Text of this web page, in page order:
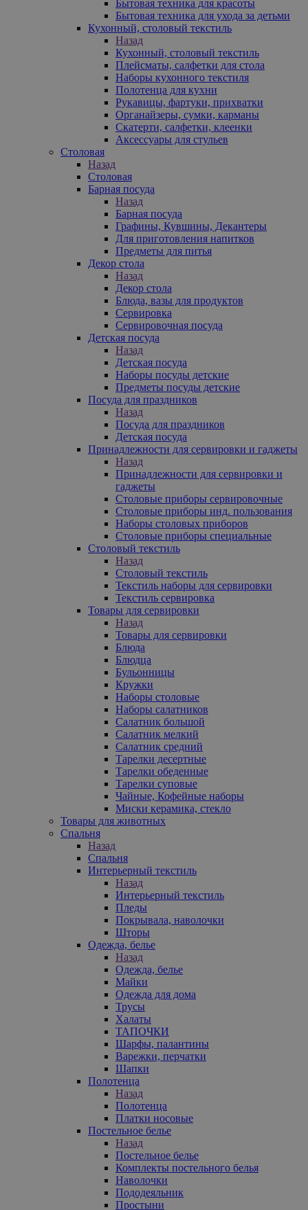
Бытовая техника для красоты
Бытовая техника для ухода за детьми
Кухонный, столовый текстиль
Назад
Кухонный, столовый текстиль
Плейсматы, салфетки для стола
Наборы кухонного текстиля
Полотенца для кухни
Рукавицы, фартуки, прихватки
Органайзеры, сумки, карманы
Скатерти, салфетки, клеенки
Аксессуары для стульев
Столовая
Назад
Столовая
Барная посуда
Назад
Барная посуда
Графины, Кувшины, Декантеры
Для приготовления напитков
Предметы для питья
Декор стола
Назад
Декор стола
Блюда, вазы для продуктов
Сервировка
Сервировочная посуда
Детская посуда
Назад
Детская посуда
Наборы посуды детские
Предметы посуды детские
Посуда для праздников
Назад
Посуда для праздников
Детская посуда
Принадлежности для сервировки и гаджеты
Назад
Принадлежности для сервировки и
гаджеты
Столовые приборы сервировочные
Столовые приборы инд. пользования
Наборы столовых приборов
Столовые приборы специальные
Столовый текстиль
Назад
Столовый текстиль
Текстиль наборы для сервировки
Текстиль сервировка
Товары для сервировки
Назад
Товары для сервировки
Блюда
Блюдца
Бульонницы
Кружки
Наборы столовые
Наборы салатников
Салатник большой
Салатник мелкий
Салатник средний
Тарелки десертные
Тарелки обеденные
Тарелки суповые
Чайные, Кофейные наборы
Миски керамика, стекло
Товары для животных
Спальня
Назад
Спальня
Интерьерный текстиль
Назад
Интерьерный текстиль
Пледы
Покрывала, наволочки
Шторы
Одежда, белье
Назад
Одежда, белье
Майки
Одежда для дома
Трусы
Халаты
ТАПОЧКИ
Шарфы, палантины
Варежки, перчатки
Шапки
Полотенца
Назад
Полотенца
Платки носовые
Постельное белье
Назад
Постельное белье
Комплекты постельного белья
Наволочки
Пододеяльник
Простыни